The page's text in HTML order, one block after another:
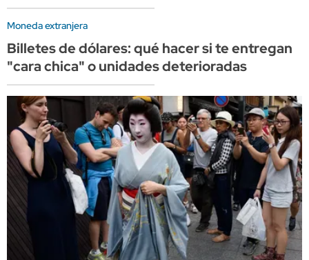
Moneda extranjera
Billetes de dólares: qué hacer si te entregan
"cara chica" o unidades deterioradas